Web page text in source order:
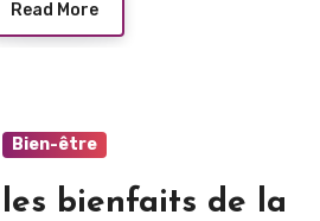
Read More
Bien-être
bienfaits de la